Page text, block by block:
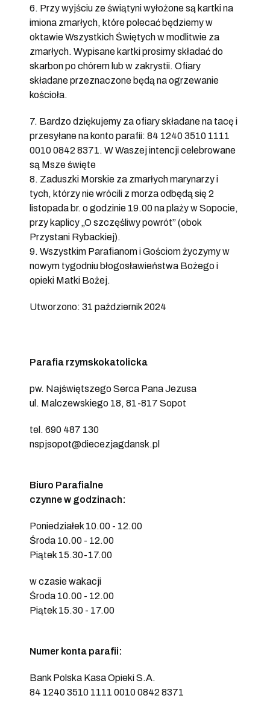
6. Przy wyjściu ze świątyni wyłożone są kartki na
imiona zmarłych, które polecać będziemy w
oktawie Wszystkich Świętych w modlitwie za
zmarłych. Wypisane kartki prosimy składać do
skarbon po chórem lub w zakrystii. Ofiary
składane przeznaczone będą na ogrzewanie
kościoła.
7. Bardzo dziękujemy za ofiary składane na tacę i
przesyłane na konto parafii: 84 1240 3510 1111
0010 0842 8371. W Waszej intencji celebrowane
są Msze święte
8. Zaduszki Morskie za zmarłych marynarzy i
tych, którzy nie wrócili z morza odbędą się 2
listopada br. o godzinie 19.00 na plaży w Sopocie,
przy kaplicy „O szczęśliwy powrót” (obok
Przystani Rybackiej).
9. Wszystkim Parafianom i Gościom życzymy w
nowym tygodniu błogosławieństwa Bożego i
opieki Matki Bożej.
Utworzono: 31 październik 2024
Parafia rzymskokatolicka
pw. Najświętszego Serca Pana Jezusa
ul. Malczewskiego 18, 81-817 Sopot
tel. 690 487 130
nspjsopot@diecezjagdansk.pl
Biuro Parafialne
czynne w godzinach:
Poniedziałek 10.00 - 12.00
Środa 10.00 - 12.00
Piątek 15.30-17.00
w czasie wakacji
Środa 10.00 - 12.00
Piątek 15.30 - 17.00
Numer konta parafii:
Bank Polska Kasa Opieki S.A.
84 1240 3510 1111 0010 0842 8371